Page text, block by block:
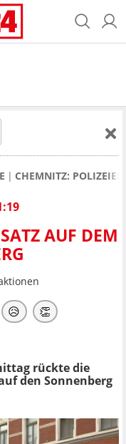
CHEMNITZ:
AUF DEM
😥 👏
rückte die
den Sonnenberg